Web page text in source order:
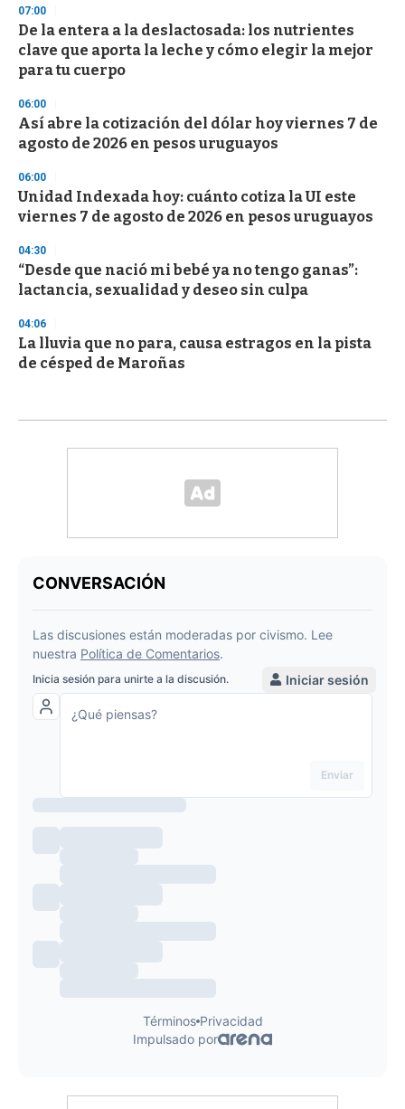
07:00
De la entera a la deslactosada: los nutrientes
clave que aporta la leche y cómo elegir la mejor
para tu cuerpo
06:00
Así abre la cotización del dólar hoy viernes 7 de
agosto de 2026 en pesos uruguayos
06:00
Unidad Indexada hoy: cuánto cotiza la UI este
viernes 7 de agosto de 2026 en pesos uruguayos
04:30
“Desde que nació mi bebé ya no tengo ganas”:
lactancia, sexualidad y deseo sin culpa
04:06
La lluvia que no para, causa estragos en la pista
de césped de Maroñas